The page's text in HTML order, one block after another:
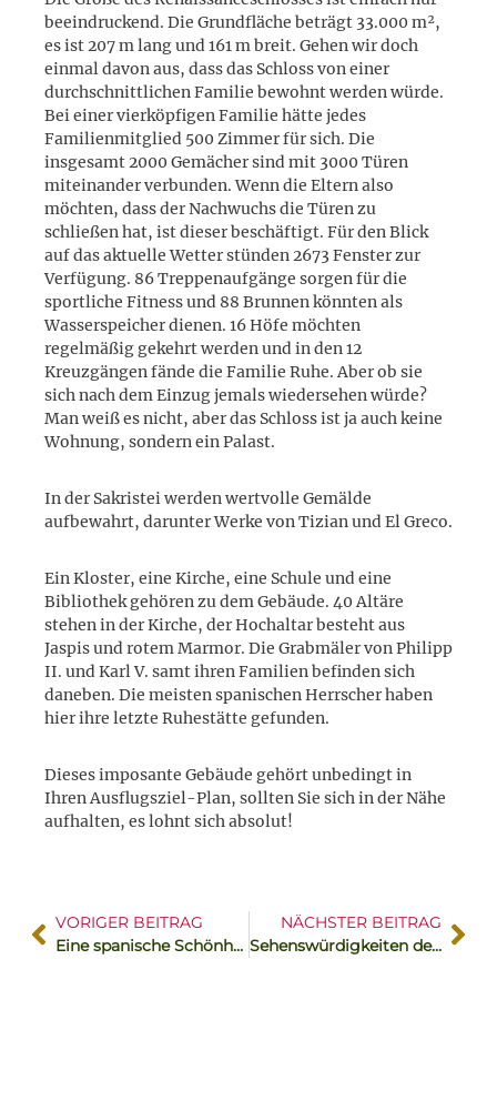
beeindruckend. Die Grundfläche beträgt 33.000 m²,
es ist 207 m lang und 161 m breit. Gehen wir doch
einmal davon aus, dass das Schloss von einer
durchschnittlichen Familie bewohnt werden würde.
Bei einer vierköpfigen Familie hätte jedes
Familienmitglied 500 Zimmer für sich. Die
insgesamt 2000 Gemächer sind mit 3000 Türen
miteinander verbunden. Wenn die Eltern also
möchten, dass der Nachwuchs die Türen zu
schließen hat, ist dieser beschäftigt. Für den Blick
auf das aktuelle Wetter stünden 2673 Fenster zur
Verfügung. 86 Treppenaufgänge sorgen für die
sportliche Fitness und 88 Brunnen könnten als
Wasserspeicher dienen. 16 Höfe möchten
regelmäßig gekehrt werden und in den 12
Kreuzgängen fände die Familie Ruhe. Aber ob sie
sich nach dem Einzug jemals wiedersehen würde?
Man weiß es nicht, aber das Schloss ist ja auch keine
Wohnung, sondern ein Palast.
In der Sakristei werden wertvolle Gemälde
aufbewahrt, darunter Werke von Tizian und El Greco.
Ein Kloster, eine Kirche, eine Schule und eine
Bibliothek gehören zu dem Gebäude. 40 Altäre
stehen in der Kirche, der Hochaltar besteht aus
Jaspis und rotem Marmor. Die Grabmäler von Philipp
II. und Karl V. samt ihren Familien befinden sich
daneben. Die meisten spanischen Herrscher haben
hier ihre letzte Ruhestätte gefunden.
Dieses imposante Gebäude gehört unbedingt in
Ihren Ausflugsziel-Plan, sollten Sie sich in der Nähe
aufhalten, es lohnt sich absolut!
VORIGER BEITRAG
Eine spanische Schönheit
NÄCHSTER BEITRAG
Sehenswürdigkeiten der Serra de Tramuntana